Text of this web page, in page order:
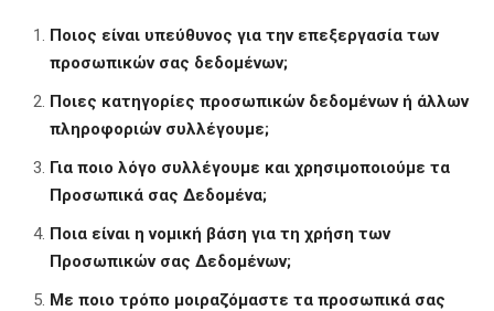
Ποιος είναι υπεύθυνος για την επεξεργασία των
προσωπικών σας δεδομένων;
Ποιες κατηγορίες προσωπικών δεδομένων ή άλλων
πληροφοριών συλλέγουμε;
Για ποιο λόγο συλλέγουμε και χρησιμοποιούμε τα
Προσωπικά σας Δεδομένα;
Ποια είναι η νομική βάση για τη χρήση των
Προσωπικών σας Δεδομένων;
Με ποιο τρόπο μοιραζόμαστε τα προσωπικά σας